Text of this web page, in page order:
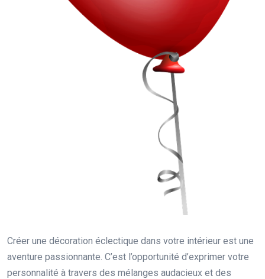
Créer une décoration éclectique dans votre intérieur est une
aventure passionnante. C’est l’opportunité d’exprimer votre
personnalité à travers des mélanges audacieux et des